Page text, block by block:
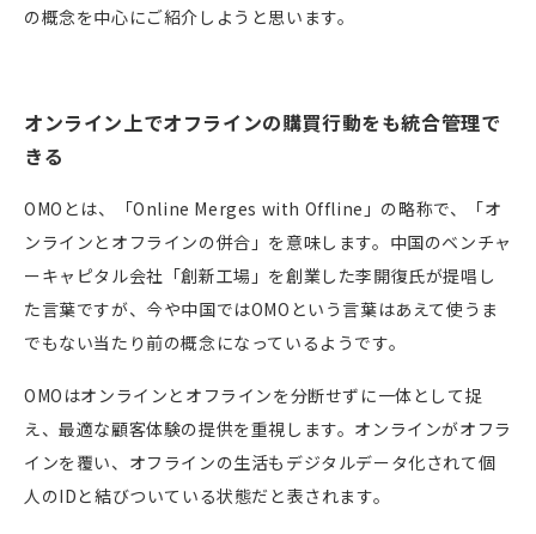
の概念を中心にご紹介しようと思います。
オンライン上でオフラインの購買行動をも統合管理で
きる
OMOと は、「Online Merges with Offline 」の略称で、「オ
ンラインとオフラインの併合」を意味します。中国のベンチャ
ーキャピタル会社「創新工場」を創業した李開復氏が提唱し
た言葉ですが、今や中国ではOMO という言葉はあえて使うま
でもない当たり前の概念になっているようです。
OMO はオンラインとオフラインを分断せずに一体として捉
え、最適な顧客体験の提供を重視します。オンラインがオフラ
インを覆い、オフラインの生活もデジタルデータ化されて個
人のIDと結びついている状態だと表されます。